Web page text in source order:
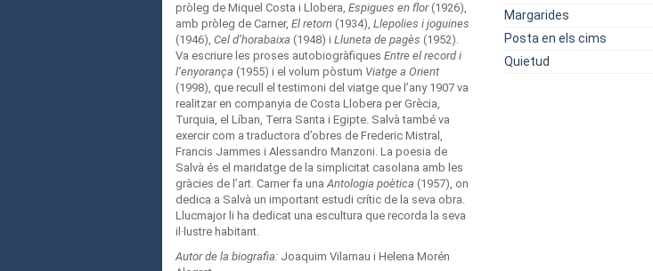
pròleg de Miquel Costa i Llobera, Espigues en flor (1926),
amb pròleg de Carner, El retorn (1934), Llepolies i joguines
(1946), Cel d’horabaixa (1948) i Lluneta de pagès (1952).
Va escriure les proses autobiogràfiques Entre el record i
l’enyorança (1955) i el volum pòstum Viatge a Orient
(1998), que recull el testimoni del viatge que l’any 1907 va
realitzar en companyia de Costa Llobera per Grècia,
Turquia, el Líban, Terra Santa i Egipte. Salvà també va
exercir com a traductora d’obres de Frederic Mistral,
Francis Jammes i Alessandro Manzoni. La poesia de
Salvà és el maridatge de la simplicitat casolana amb les
gràcies de l’art. Carner fa unaAntologia poètica (1957), on
dedica a Salvà un important estudi crític de la seva obra.
Llucmajor li ha dedicat una escultura que recorda la seva
il·lustre habitant.
Autor de la biografia: Joaquim Vilarnau i Helena Morén
Margarides
Posta en els cims
Quietud